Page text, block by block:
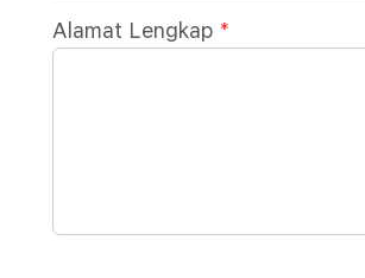
Alamat Lengkap *